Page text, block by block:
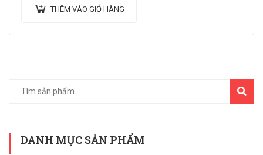
THÊM VÀO GIỎ HÀNG
TÌM
KIẾM
DANH MỤC SẢN PHẨM